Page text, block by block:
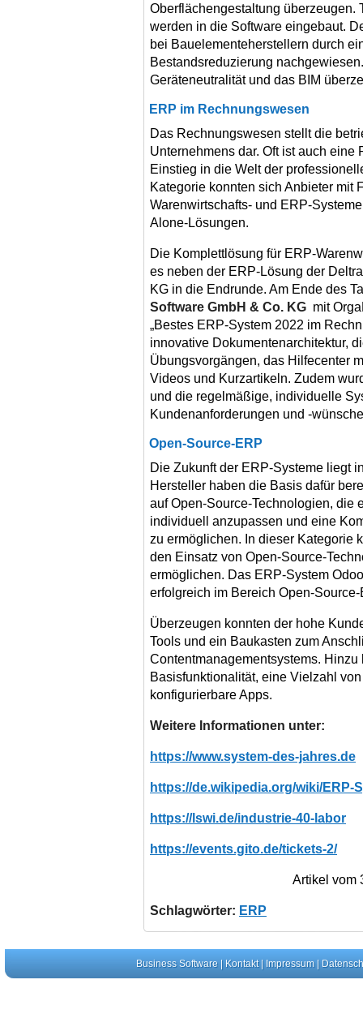
Oberflächengestaltung
werden in die Software eingebaut.
bei Bauelementeherstellern durch
Bestandsreduzierung
Geräteneutralität und das BIM
ERP im Rechnungswesen
Das Rechnungswesen stellt die
Unternehmens dar. Oft ist auch
Einstieg in die Welt der
Kategorie konnten sich Anbieter mit
Warenwirtschafts- und ERP-
Alone-Lösungen.
Die Komplettlösung für ERP-
es neben der ERP-Lösung der
KG in die Endrunde. Am Ende des
Software GmbH & Co. KG mit
„Bestes ERP-System 2022 im
innovative Dokumentenarchitektur,
Übungsvorgängen, das Hilfecenter
Videos und Kurzartikeln. Zudem
und die regelmäßige, individuelle
Kundenanforderungen und -
Open-Source-ERP
Die Zukunft der ERP-Systeme liegt
Hersteller haben die Basis dafür
auf Open-Source-Technologien, die
individuell anzupassen und eine
zu ermöglichen. In dieser Kategorie
den Einsatz von Open-Source-
ermöglichen. Das ERP-System
erfolgreich im Bereich Open-
Überzeugen konnten der hohe
Tools und ein Baukasten zum
Contentmanagementsystems.
Basisfunktionalität, eine Vielzahl
konfigurierbare Apps.
Weitere Informationen unter:
https://www.system-des-jahres.de
https://de.wikipedia.org/wiki/ERP-
https://lswi.de/industrie-40-labor
https://events.gito.de/tickets-2/
Artikel vom
Schlagwörter: ERP
Business Software| Kontakt| Impressum|